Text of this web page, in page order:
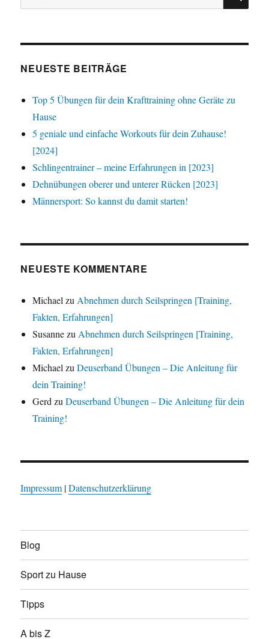
nach:
NEUESTE BEITRÄGE
Top 5 Übungen für dein Krafttraining ohne Geräte zu
Hause
5 geniale und einfache Workouts für dein Zuhause!
[2024]
Schlingentrainer – meine Erfahrungen in [2023]
Dehnübungen oberer und unterer Rücken [2023]
Männersport: So kannst du damit starten!
NEUESTE KOMMENTARE
Michael zu Abnehmen durch Seilspringen [Training,
Fakten, Erfahrungen]
Susannezu Abnehmen durch Seilspringen [Training,
Fakten, Erfahrungen]
Michael zuDeuserband Übungen – Die Anleitung für
dein Training!
Gerd zuDeuserband Übungen – Die Anleitung für dein
Training!
Impressum |Datenschutzerklärung
Blog
Sport zu Hause
Tipps
A bis Z